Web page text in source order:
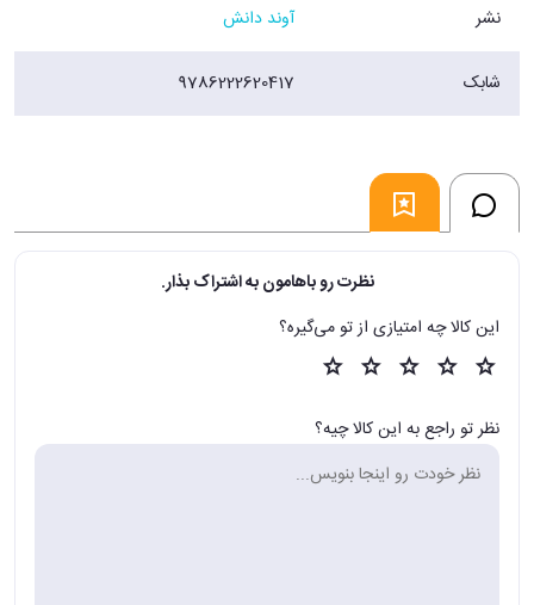
نشر آوند دانش
شابک 9786222620417
نظرت رو باهامون به اشتراک بذار.
این کالا چه امتیازی از تو می‌گیره؟
نظر تو راجع به این کالا چیه؟